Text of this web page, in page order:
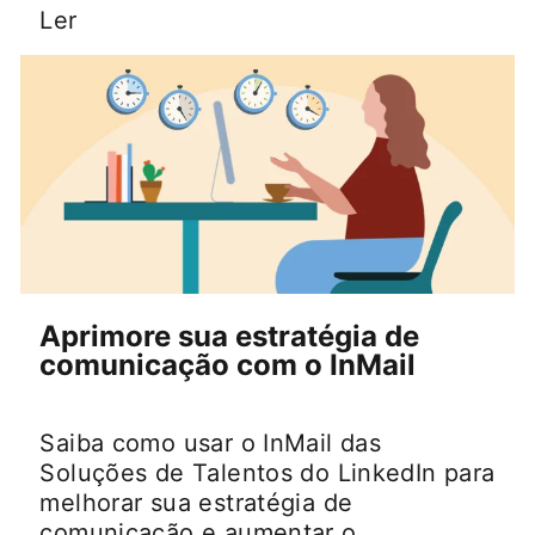
Ler
Aprimore sua estratégia de
comunicação com o InMail
Saiba como usar o InMail das
Soluções de Talentos do LinkedIn para
melhorar sua estratégia de